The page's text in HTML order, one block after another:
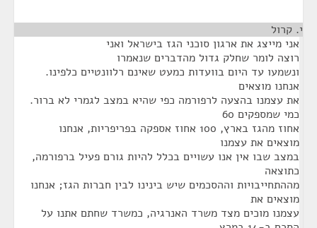
י. קרול
אני מייצג את ארגון סוכני הגז בישראל ואני
רוצה לומר שחלק גדול מהדברים שנאמרו
ונשמעו עד היום בוועדות כמעט שאינם רלוונטיים כלפינו.
אנחנו מוצאים
את עצמנו בהצעה לרפורמה כפי שהיא במצב לגמרי לא ברור.
כמי שמספקים 60
אחוז מהגז בארץ, 100 אחוז אספקה בפריפריות, אנחנו
מוצאים את עצמנו
במצב שבו אין אנו עשויים בכלל להיות גורם פעיל ברפורמה,
כתוצאה
מההתחייבויות וההסכמים שיש בינינו לבין חברות הגז; אנחנו
מוצאים את
עצמנו מוכים מצד משרד האנרגיה, כמשרד שחתם אתנו על